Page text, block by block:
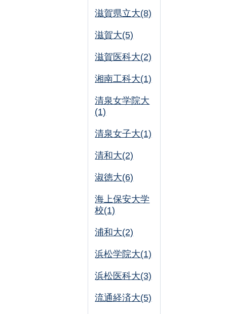
滋賀県立大(8)
滋賀大(5)
滋賀医科大(2)
湘南工科大(1)
清泉女学院大
(1)
清泉女子大(1)
清和大(2)
淑徳大(6)
海上保安大学
校(1)
浦和大(2)
浜松学院大(1)
浜松医科大(3)
流通経済大(5)